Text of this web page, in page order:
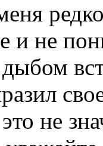
и не
это не